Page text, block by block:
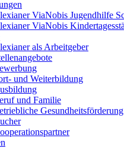
ViaNobis Jugendhilfe
ViaNobis
als Arbeitgeber
und Weiterbildung
und Familie
Gesundheitsförderung